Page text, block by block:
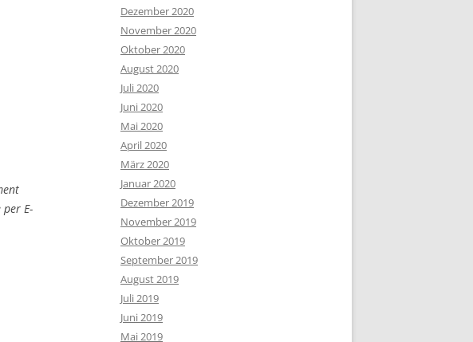
E-
Dezember 2020
November 2020
Oktober 2020
August 2020
Juli 2020
Juni 2020
Mai 2020
April 2020
März 2020
Januar 2020
Dezember 2019
November 2019
Oktober 2019
September 2019
August 2019
Juli 2019
Juni 2019
Mai 2019